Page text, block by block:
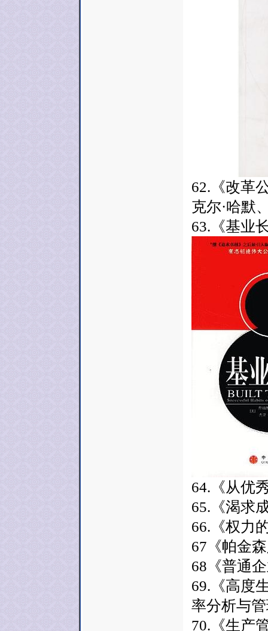
62.《改革
克尔·哈默
63.《基业
64.《从优
65.《渴求
66.《权力
67《帕金
68《普通
69.《高度
率分析与
70.《生产